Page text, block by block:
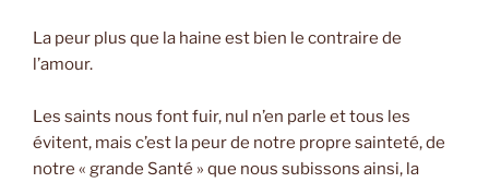
La peur plus que la haine est bien le contraire de
l’amour.
Les saints nous font fuir, nul n’en parle et tous les
évitent, mais c’est la peur de notre propre sainteté, de
notre « grande Santé » que nous subissons ainsi, la